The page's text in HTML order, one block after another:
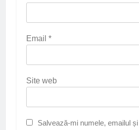
Email *
Site web
Salvează-mi numele, emailul